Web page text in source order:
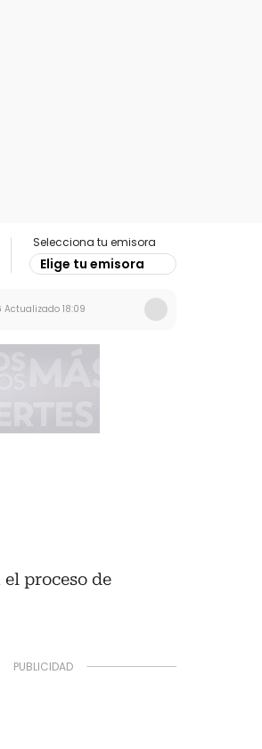
Selecciona tu emisora
Elige tu emisora
Actualizado 18:09
proceso de